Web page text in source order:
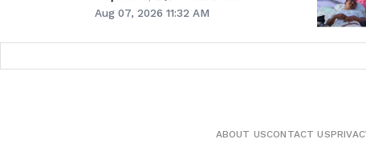
Aug 07, 2026 11:32 AM
ABOUT USCONTACT US